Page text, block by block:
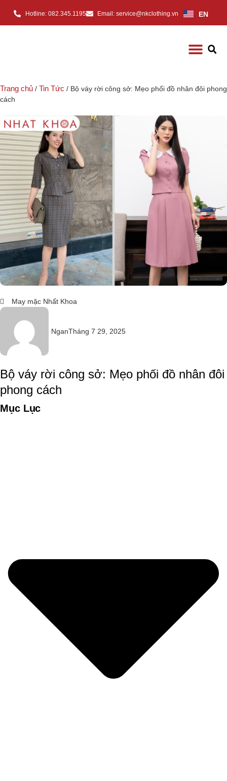
Hotline: 082.345.1195 Email: service@nkclothing.vn EN
Trang chủ / Tin Tức / Bộ váy rời công sở: Mẹo phối đồ nhân đôi phong
cách
May mặc Nhất Khoa
NganTháng 7 29, 2025
Bộ váy rời công sở: Mẹo phối đồ nhân đôi
phong cách
Mục Lục